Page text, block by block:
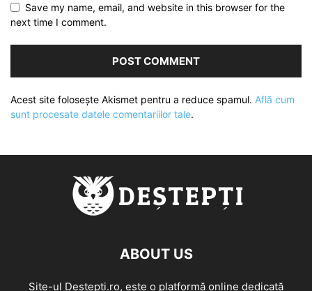
Save my name, email, and website in this browser for the
next time I comment.
Acest site folosește Akismet pentru a reduce spamul. Află cum
sunt procesate datele comentariilor tale.
ABOUT US
Site-ul Destepti.ro, este o platformă online dedicată